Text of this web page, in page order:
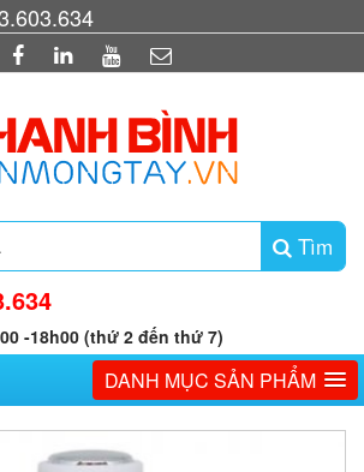
Tìm
-18h00 (thứ 2 đến thứ 7)
DANH MỤC SẢN PHẨM